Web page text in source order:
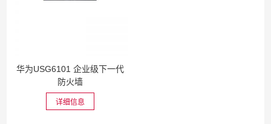
华为USG6101 企业级下一代
防火墙
详细信息